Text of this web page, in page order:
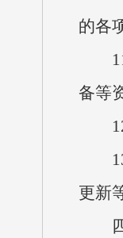
的各
11
备等
12
13
更新
四